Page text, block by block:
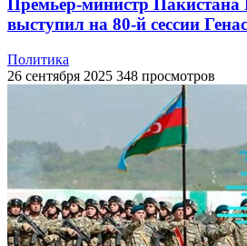
Премьер-министр
выступил на 80-й сессии
Политика
26 сентября 2025 348 просмотров